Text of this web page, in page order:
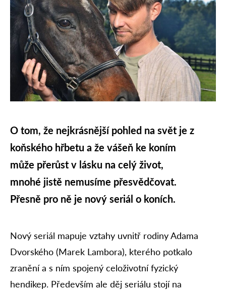
O tom, že nejkrásnější pohled na svět je z
koňského hřbetu a že vášeň ke koním
může přerůst v lásku na celý život,
mnohé jistě nemusíme přesvědčovat.
Přesně pro ně je nový seriál o koních.
Nový seriál mapuje vztahy uvnitř rodiny Adama
Dvorského (Marek Lambora), kterého potkalo
zranění a s ním spojený celoživotní fyzický
hendikep. Především ale děj seriálu stojí na